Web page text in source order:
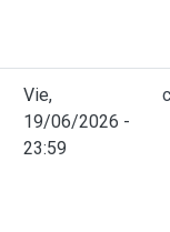
Vie,
19/06/2026 -
23:59